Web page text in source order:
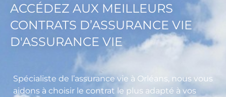
ACCÉDEZ AUX MEILLEURS
CONTRATS D’ASSURANCE VIE
D'ASSURANCE VIE
Spécialiste de l’assurance vie à Orléans, nous vous
aidons à choisir le contrat le plus adapté à vos